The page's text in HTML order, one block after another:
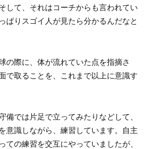
して、それはコーチからも言われてい
ぱりスゴイ人が見たら分かるんだなと
の際に、体が流れていた点を指摘さ
で取ることを、これまで以上に意識す
備では片足で立ってみたりなどして、
意識しながら、練習しています。自主
ての練習を交互にやっていましたが、